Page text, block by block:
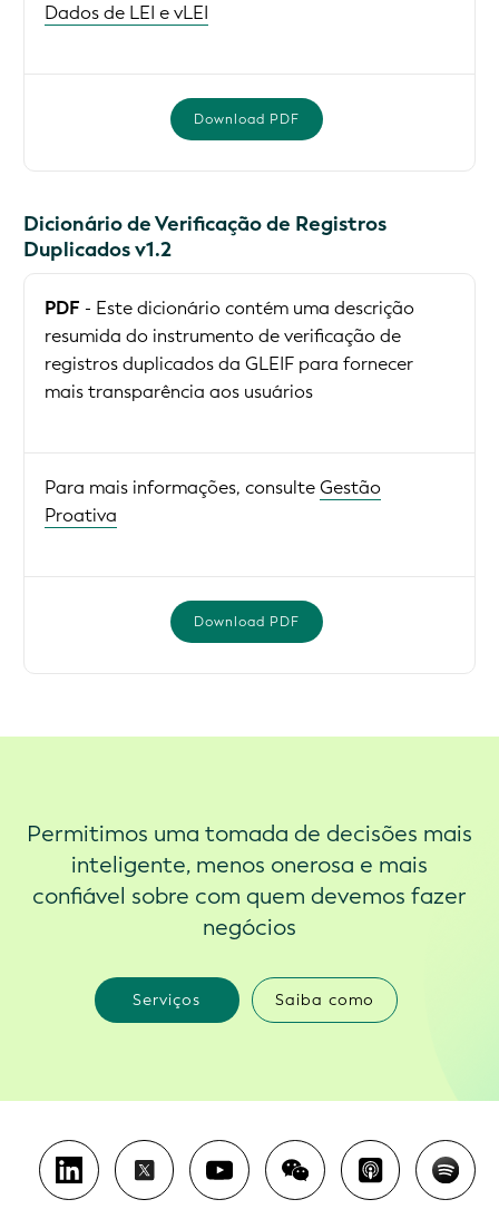
Dados de LEI e vLEI
Download PDF
Dicionário de Verificação de Registros
Duplicados v1.2
PDF - Este dicionário contém uma descrição
resumida do instrumento de verificação de
registros duplicados da GLEIF para fornecer
mais transparência aos usuários
Para mais informações, consulteGestão
Proativa
Download PDF
Permitimos uma tomada de decisões mais
inteligente, menos onerosa e mais
confiável sobre com quem devemos fazer
negócios
Serviços Saiba como